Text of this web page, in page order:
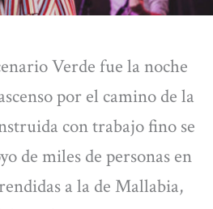
Verde fue la noche
por el camino de la
con trabajo fino se
de miles de personas en
a la de Mallabia,